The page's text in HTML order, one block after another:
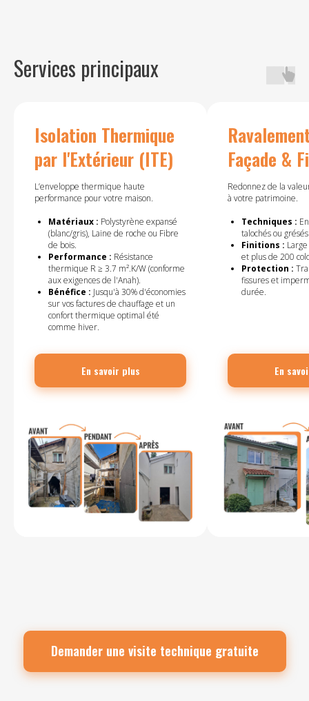
Services principaux
Isolation Thermique
par l'Extérieur (ITE)
L’enveloppe thermique haute
performance pour votre maison.
Matériaux : Polystyrène expansé
(blanc/gris), Laine de roche ou Fibre
de bois.
Performance : Résistance
thermique R ≥ 3.7 m².K/W (conforme
aux exigences de l'Anah).
Bénéfice : Jusqu'à 30% d'économies
sur vos factures de chauffage et un
confort thermique optimal été
comme hiver.
En savoir plus
Façade &
Redonnez de la
à votre patrimoine.
Techniques :
talochés ou
Finitions :
et plus de 200
Protection :
fissures et
durée.
En
Demander une visite technique gratuite